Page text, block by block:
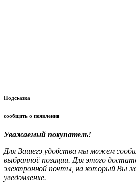
Подсказка
сообщить о появлении
Уважаемый покупатель!
Для Вашего удобства мы можем
выбранной позиции. Для этого
электронной почты, на который Вы
уведомление.